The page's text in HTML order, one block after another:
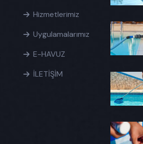
Hizmetlerimiz
Uygulamalarımız
E-HAVUZ
İLETİŞİM